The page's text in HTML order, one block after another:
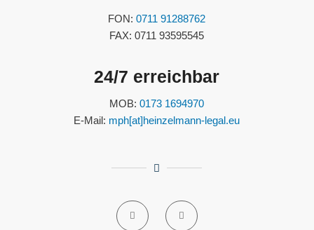
FON:0711 91288762
FAX: 0711 93595545
24/7 erreichbar
MOB:0173 1694970
E-Mail: mph[at]heinzelmann-legal.eu